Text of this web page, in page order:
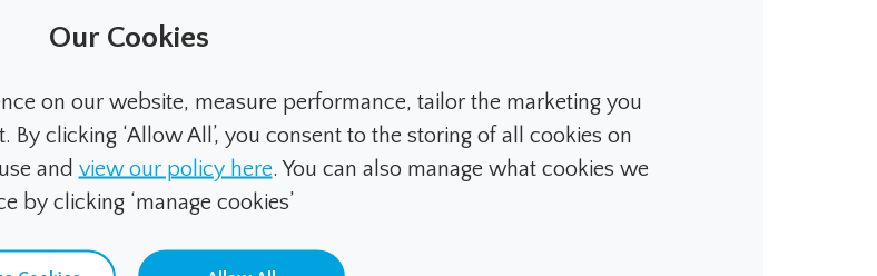
寸法
寸法 奥行き 5.70 mm
寸法 高さ 100.00 mm
寸法 幅
Our Cookies
on our website, measure performance, tailor the marketing you
clicking ‘Allow All’, you consent to the storing of all cookies on
and view our policy here. You can also manage what cookies we
by clicking ‘manage cookies’